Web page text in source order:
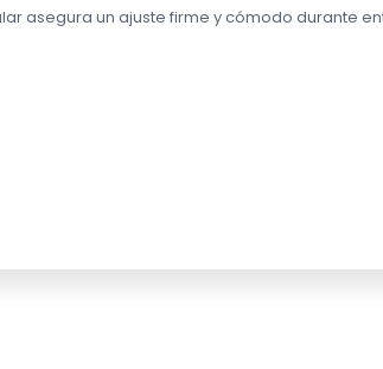
asegura un ajuste firme y cómodo durante